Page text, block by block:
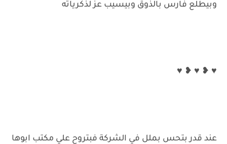
وبيطلع فارس بالذوق وبيسيب عز لذكرياته
♥ ❥ ♥ ❥ ♥
عند قدر بتحس بملل في الشركة فبتروح علي مكتب ابوها